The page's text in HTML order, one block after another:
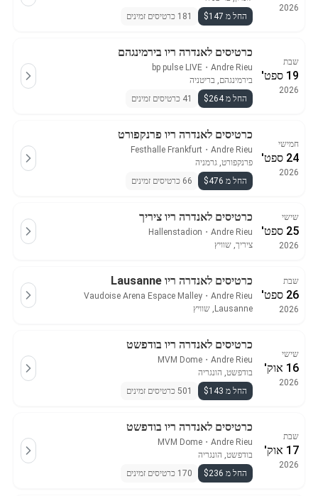
2026
החל מ $147
181 כרטיסים זמינים
שבת
19 ספט'
2026
כרטיסים לאנדרה ריו בירמינגהם
Andre Rieu
・
bp pulse LIVE
בירמינגהם, בריטניה
החל מ $264
41 כרטיסים זמינים
חמישי
24 ספט'
2026
כרטיסים לאנדרה ריו פרנקפורט
Andre Rieu
・
Festhalle Frankfurt
פרנקפורט, גרמניה
החל מ $476
66 כרטיסים זמינים
שישי
25 ספט'
2026
כרטיסים לאנדרה ריו ציריך
Andre Rieu
・
Hallenstadion
ציריך, שוויץ
שבת
26 ספט'
2026
כרטיסים לאנדרה ריו Lausanne
Andre Rieu
・
Vaudoise Arena Espace Malley
Lausanne, שוויץ
שישי
16 אוק'
2026
כרטיסים לאנדרה ריו בודפשט
Andre Rieu
・
MVM Dome
בודפשט, הונגריה
החל מ $143
501 כרטיסים זמינים
שבת
17 אוק'
2026
כרטיסים לאנדרה ריו בודפשט
Andre Rieu
・
MVM Dome
בודפשט, הונגריה
החל מ $236
170 כרטיסים זמינים